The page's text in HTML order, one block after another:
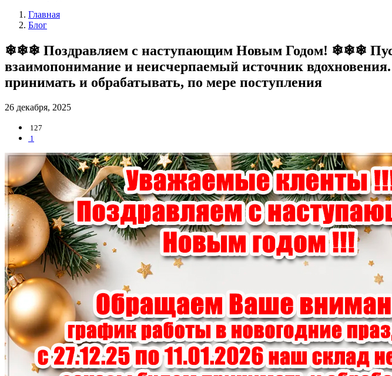
Главная
Блог
❄❄❄ Поздравляем с наступающим Новым Годом! ❄❄❄ Пусть
взаимопонимание и неисчерпаемый источник
принимать и обрабатывать, по мере поступления
26 декабря, 2025
127
1